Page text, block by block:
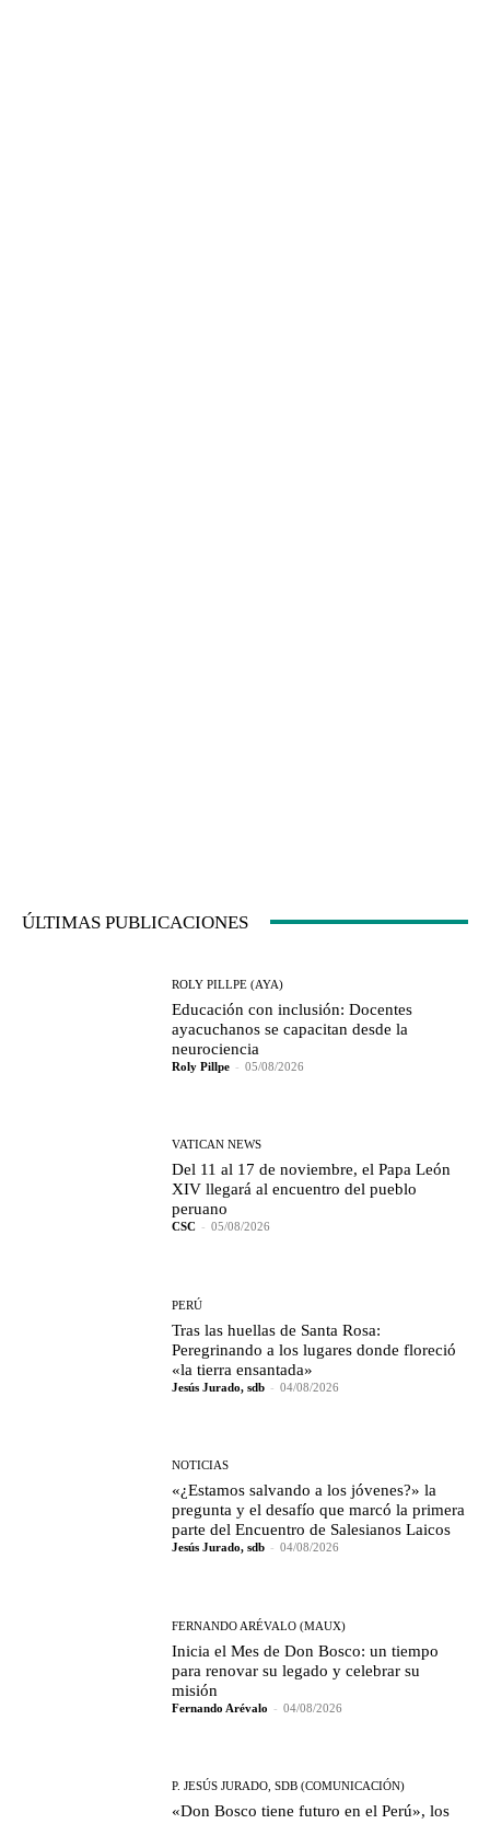
ÚLTIMAS PUBLICACIONES
ROLY PILLPE (AYA)
Educación con inclusión: Docentes
ayacuchanos se capacitan desde la
neurociencia
Roly Pillpe - 05/08/2026
VATICAN NEWS
Del 11 al 17 de noviembre, el Papa León
XIV llegará al encuentro del pueblo
peruano
CSC - 05/08/2026
PERÚ
Tras las huellas de Santa Rosa:
Peregrinando a los lugares donde floreció
«la tierra ensantada»
Jesús Jurado, sdb - 04/08/2026
NOTICIAS
«¿Estamos salvando a los jóvenes?» la
pregunta y el desafío que marcó la primera
parte del Encuentro de Salesianos Laicos
Jesús Jurado, sdb - 04/08/2026
FERNANDO ARÉVALO (MAUX)
Inicia el Mes de Don Bosco: un tiempo
para renovar su legado y celebrar su
misión
Fernando Arévalo - 04/08/2026
P. JESÚS JURADO, SDB (COMUNICACIÓN)
«Don Bosco tiene futuro en el Perú», los